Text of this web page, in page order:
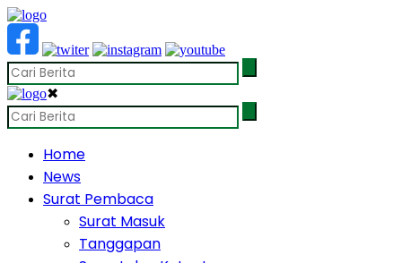
✖
Home
News
Surat Pembaca
Surat Masuk
Tanggapan